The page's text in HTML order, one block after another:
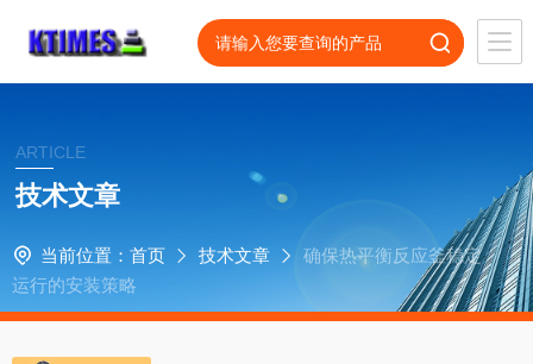
ARTICLE
技术文章
当前位置： 首页 技术文章
确保热平衡反应釜稳定
运行的安装策略